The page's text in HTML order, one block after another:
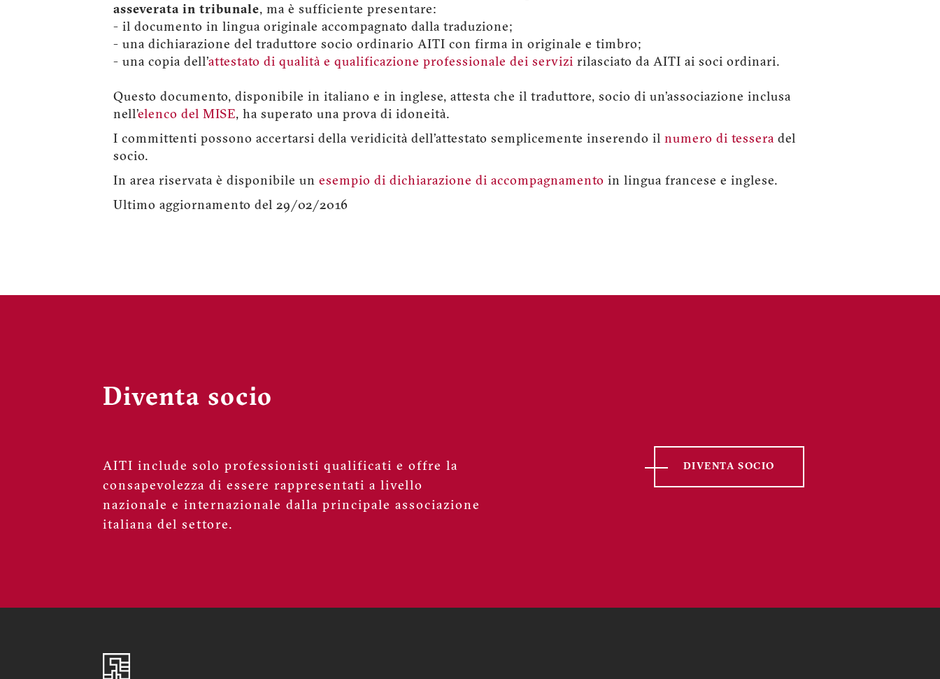
asseverata in tribunale, ma è sufficiente presentare:
- il documento in lingua originale accompagnato dalla traduzione;
- una dichiarazione del traduttore socio ordinario AITI con firma in originale e timbro;
- una copia dell’attestato di qualità e qualificazione professionale dei servizi rilasciato da AITI ai soci ordinari.
Questo documento, disponibile in italiano e in inglese, attesta che il traduttore, socio di un’associazione inclusa
nell’elenco del MISE, ha superato una prova di idoneità.
I committenti possono accertarsi della veridicità dell’attestato semplicemente inserendo il numero di tessera del
socio.
In area riservata è disponibile un esempio di dichiarazione di accompagnamento in lingua francese e inglese.
Ultimo aggiornamento del 29/02/2016
Diventa socio
AITI include solo professionisti qualificati e offre la
consapevolezza di essere rappresentati a livello
nazionale e internazionale dalla principale associazione
italiana del settore.
DIVENTA SOCIO